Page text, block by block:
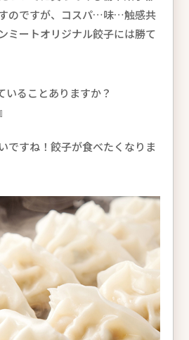
のですが、コスパ…味…触感共
ミートオリジナル餃子には勝て
いることありますか？
ですね！餃子が食べたくなりま